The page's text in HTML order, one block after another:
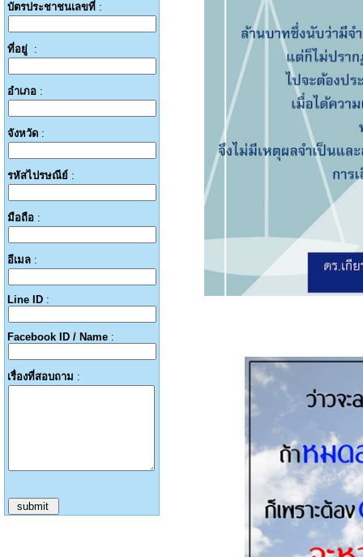
บัตรประชาชนเลขที่ :
ที่อยู่ :
อำเภอ :
จังหวัด :
รหัสไปรษณีย์ :
มือถือ :
อีเมล :
Line ID :
Facebook ID / Name :
เรื่องที่สอบถาม :